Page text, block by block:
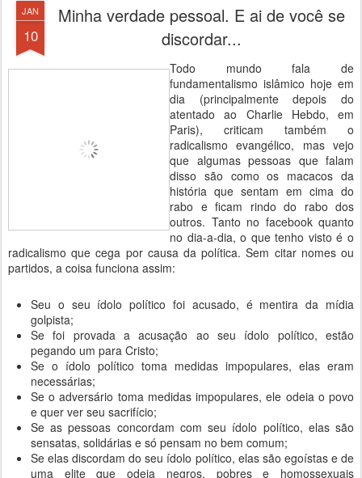
JAN
10
Minha verdade pessoal. E ai de você se
discordar...
Todo mundo fala de
fundamentalismo islâmico hoje em
dia (principalmente depois do
atentado ao Charlie Hebdo, em
Paris), criticam também o
radicalismo evangélico, mas vejo
que algumas pessoas que falam
disso são como os macacos da
história que sentam em cima do
rabo e ficam rindo do rabo dos
outros. Tanto no facebook quanto
no dia-a-dia, o que tenho visto é o
radicalismo que cega por causa da política. Sem citar nomes ou
partidos, a coisa funciona assim:
Seu o seu ídolo político foi acusado, é mentira da mídia
golpista;
Se foi provada a acusação ao seu ídolo político, estão
pegando um para Cristo;
Se o ídolo político toma medidas impopulares, elas eram
necessárias;
Se o adversário toma medidas impopulares, ele odeia o povo
e quer ver seu sacrifício;
Se as pessoas concordam com seu ídolo político, elas são
sensatas, solidárias e só pensam no bem comum;
Se elas discordam do seu ídolo político, elas são egoístas e de
uma elite que odeia negros, pobres e homossexuais